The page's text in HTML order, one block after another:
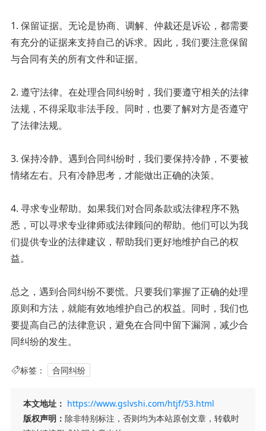
1. 保留证据。无论是协商、调解、仲裁还是诉讼，都需要
有充分的证据来支持自己的诉求。因此，我们要注意保留
与合同有关的所有文件和证据。
2. 遵守法律。在处理合同纠纷时，我们要遵守相关的法律
法规，不得采取非法手段。同时，也要了解对方是否遵守
了法律法规。
3. 保持冷静。遇到合同纠纷时，我们要保持冷静，不要被
情绪左右。只有冷静思考，才能做出正确的决策。
4. 寻求专业帮助。如果我们对合同条款或法律程序不熟
悉，可以寻求专业律师或法律顾问的帮助。他们可以为我
们提供专业的法律建议，帮助我们更好地维护自己的权
益。
总之，遇到合同纠纷不要慌。只要我们掌握了正确的处理
原则和方法，就能有效地维护自己的权益。同时，我们也
要提高自己的法律意识，避免在合同中留下漏洞，减少合
同纠纷的发生。
标签： 合同纠纷
本文地址： https://www.gslvshi.com/htjf/53.html
版权声明： 除非特别标注，否则均为本站原创文章，转载时